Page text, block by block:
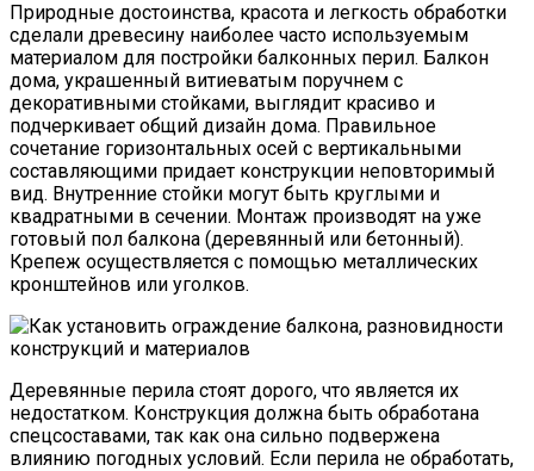
Природные достоинства, красота и легкость обработки
сделали древесину наиболее часто используемым
материалом для постройки балконных перил. Балкон
дома, украшенный витиеватым поручнем с
декоративными стойками, выглядит красиво и
подчеркивает общий дизайн дома. Правильное
сочетание горизонтальных осей с вертикальными
составляющими придает конструкции неповторимый
вид. Внутренние стойки могут быть круглыми и
квадратными в сечении. Монтаж производят на уже
готовый пол балкона (деревянный или бетонный).
Крепеж осуществляется с помощью металлических
кронштейнов или уголков.
Деревянные перила стоят дорого, что является их
недостатком. Конструкция должна быть обработана
спецсоставами, так как она сильно подвержена
влиянию погодных условий. Если перила не обработать,